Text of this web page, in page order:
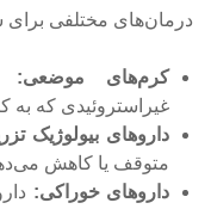
درمان‌های مختلفی برای
کرم‌های موضعی:
غیراستروئیدی که به
داروهای بیولوژیک
متوقف یا کاهش
داروهای خوراکی: